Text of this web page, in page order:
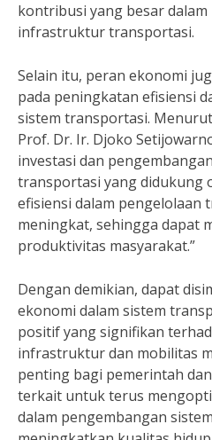
kontribusi yang besar
infrastruktur transportasi.
Selain itu, peran ekonomi
pada peningkatan efisiensi
sistem transportasi.
Prof. Dr. Ir. Djoko
investasi dan
transportasi yang didukung
efisiensi dalam pengelolaan
meningkat, sehingga dapat
produktivitas masyarakat.”
Dengan demikian, dapat
ekonomi dalam sistem
positif yang signifikan
infrastruktur dan mobilitas
penting bagi pemerintah
terkait untuk terus
dalam pengembangan